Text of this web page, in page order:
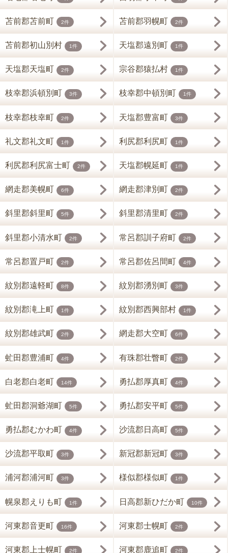
苫前郡苫前町 2件 苫前郡羽幌町 2件
苫前郡初山別村 1件 天塩郡遠別町 1件
天塩郡天塩町 2件 宗谷郡猿払村 1件
枝幸郡浜頓別町 3件 枝幸郡中頓別町 1件
枝幸郡枝幸町 2件 天塩郡豊富町 3件
礼文郡礼文町 1件 利尻郡利尻町 1件
利尻郡利尻富士町 2件 天塩郡幌延町 1件
網走郡美幌町 6件 網走郡津別町 2件
斜里郡斜里町 5件 斜里郡清里町 2件
斜里郡小清水町 2件 常呂郡訓子府町 2件
常呂郡置戸町 2件 常呂郡佐呂間町 4件
紋別郡遠軽町 8件 紋別郡湧別町 3件
紋別郡滝上町 1件 紋別郡西興部村 1件
紋別郡雄武町 2件 網走郡大空町 6件
虻田郡豊浦町 4件 有珠郡壮瞥町 2件
白老郡白老町 14件 勇払郡厚真町 4件
虻田郡洞爺湖町 5件 勇払郡安平町 5件
勇払郡むかわ町 4件 沙流郡日高町 5件
沙流郡平取町 3件 新冠郡新冠町 3件
浦河郡浦河町 3件 様似郡様似町 1件
幌泉郡えりも町 1件 日高郡新ひだか町 10件
河東郡音更町 16件 河東郡士幌町 2件
河東郡上士幌町 2件 河東郡鹿追町 2件